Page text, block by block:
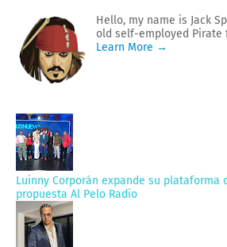
Hello, my name is Jack
old self-employed Pirate
Learn More →
Luinny Corporán expande su plataforma
propuesta Al Pelo Radio